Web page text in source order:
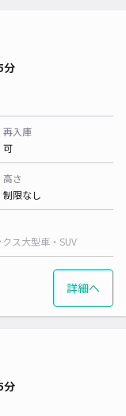
分
再入庫
可
高さ
制限なし
ス大型車・SUV
詳細へ
分